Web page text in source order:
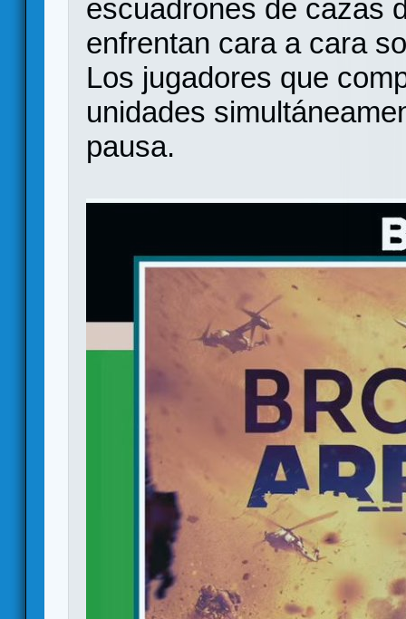
escuadrones de cazas
enfrentan cara a cara
Los jugadores que
unidades
pausa.